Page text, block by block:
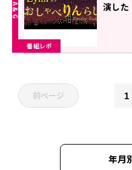
番組レポ
演した
前ページ
年月